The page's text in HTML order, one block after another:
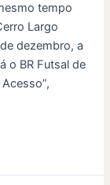
tempo
Largo
dezembro, a
o BR Futsal de